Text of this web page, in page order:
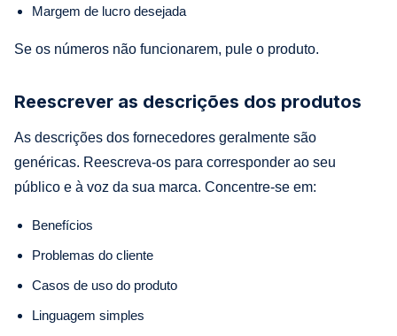
Margem de lucro desejada
Se os números não funcionarem, pule o produto.
Reescrever as descrições dos produtos
As descrições dos fornecedores geralmente são
genéricas. Reescreva-os para corresponder ao seu
público e à voz da sua marca. Concentre-se em:
Benefícios
Problemas do cliente
Casos de uso do produto
Linguagem simples